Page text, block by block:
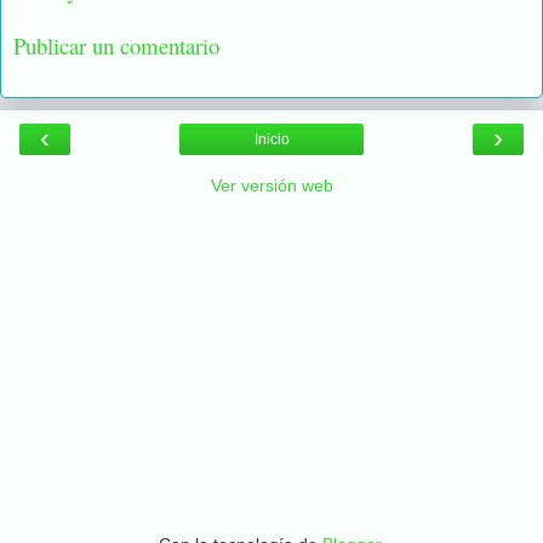
Publicar un comentario
‹ ›
Inicio
Ver versión web